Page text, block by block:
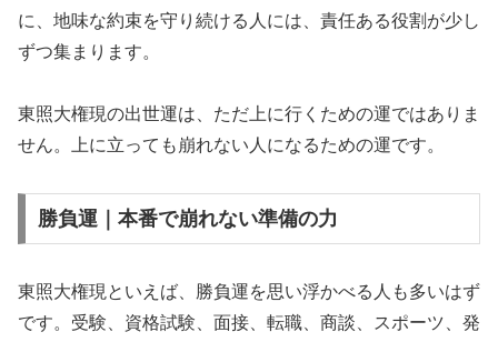
に、地味な約束を守り続ける人には、責任ある役割が少し
ずつ集まります。
東照大権現の出世運は、ただ上に行くための運ではありま
せん。上に立っても崩れない人になるための運です。
勝負運｜本番で崩れない準備の力
東照大権現といえば、勝負運を思い浮かべる人も多いはず
です。受験、資格試験、面接、転職、商談、スポーツ、発